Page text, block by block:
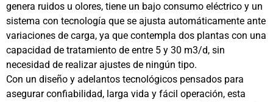
genera ruidos u olores, tiene un bajo consumo eléctrico y un
sistema con tecnología que se ajusta automáticamente ante
variaciones de carga, ya que contempla dos plantas con una
capacidad de tratamiento de entre 5 y 30 m3/d, sin
necesidad de realizar ajustes de ningún tipo.
Con un diseño y adelantos tecnológicos pensados para
asegurar confiabilidad, larga vida y fácil operación, esta